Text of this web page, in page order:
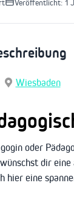
Veröffentlicht: 1
Wiesbaden
oder
dir
hier eine